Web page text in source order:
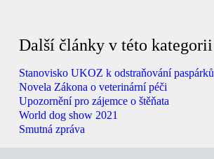
Další články v této kategorii
Stanovisko UKOZ k odstraňování paspárků
Novela Zákona o veterinární péči
Upozornění pro zájemce o štěňata
World dog show 2021
Smutná zpráva